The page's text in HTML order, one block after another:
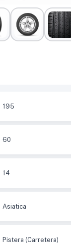
195
60
14
Asiatica
Pistera (Carretera)